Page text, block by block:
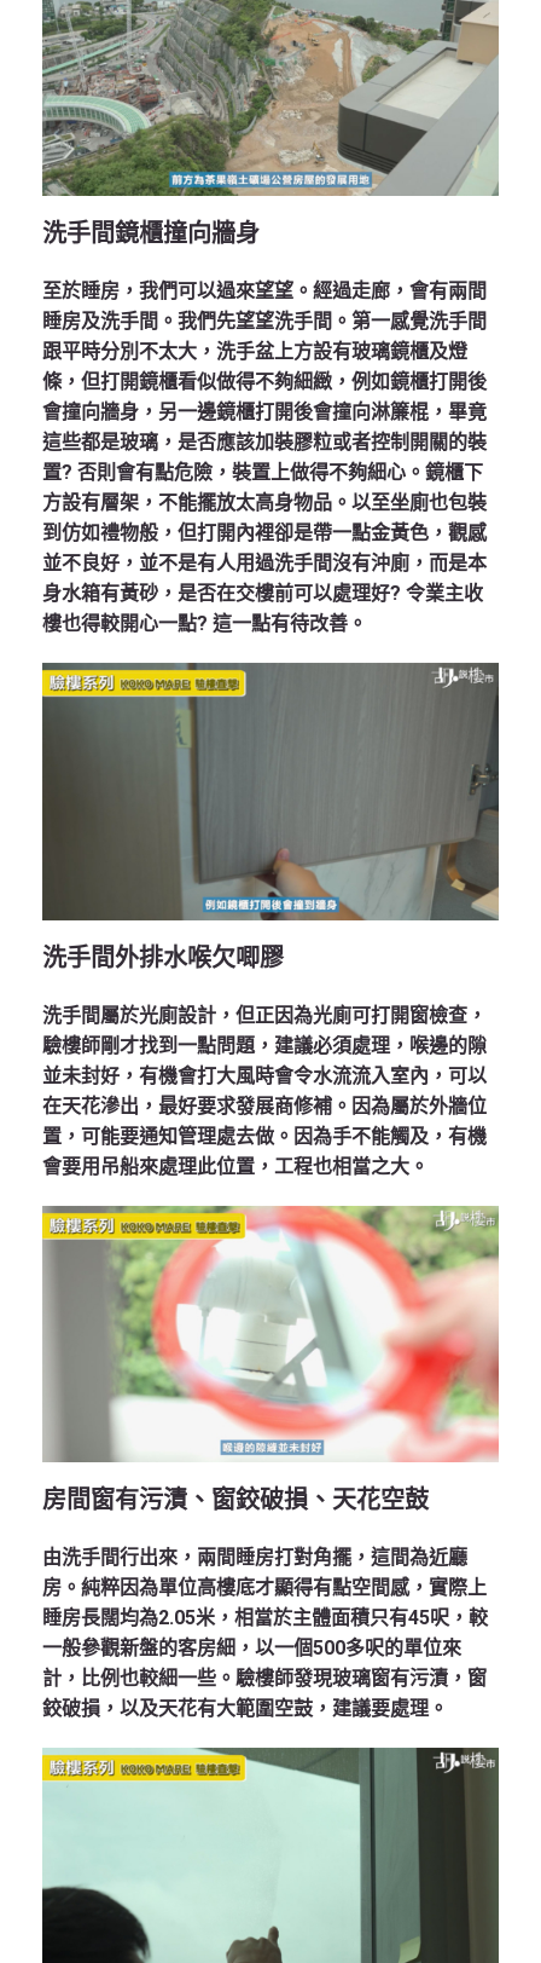
洗手間鏡櫃撞向牆身
至於睡房，我們可以過來望望。經過走廊，會有兩間
睡房及洗手間。我們先望望洗手間。第一感覺洗手間
跟平時分別不太大，洗手盆上方設有玻璃鏡櫃及燈
條，但打開鏡櫃看似做得不夠細緻，例如鏡櫃打開後
會撞向牆身，另一邊鏡櫃打開後會撞向淋簾棍，畢竟
這些都是玻璃，是否應該加裝膠粒或者控制開關的裝
置? 否則會有點危險，裝置上做得不夠細心。鏡櫃下
方設有層架，不能擺放太高身物品。以至坐廁也包裝
到仿如禮物般，但打開內裡卻是帶一點金黃色，觀感
並不良好，並不是有人用過洗手間沒有沖廁，而是本
身水箱有黃砂，是否在交樓前可以處理好? 令業主收
樓也得較開心一點? 這一點有待改善。
洗手間外排水喉欠唧膠
洗手間屬於光廁設計，但正因為光廁可打開窗檢查，
驗樓師剛才找到一點問題，建議必須處理，喉邊的隙
並未封好，有機會打大風時會令水流流入室內，可以
在天花滲出，最好要求發展商修補。因為屬於外牆位
置，可能要通知管理處去做。因為手不能觸及，有機
會要用吊船來處理此位置，工程也相當之大。
房間窗有污漬、窗鉸破損、天花空鼓
由洗手間行出來，兩間睡房打對角擺，這間為近廳
房。純粹因為單位高樓底才顯得有點空間感，實際上
睡房長闊均為2.05米，相當於主體面積只有45呎，較
一般參觀新盤的客房細，以一個500多呎的單位來
計，比例也較細一些。驗樓師發現玻璃窗有污漬，窗
鉸破損，以及天花有大範圍空鼓，建議要處理。